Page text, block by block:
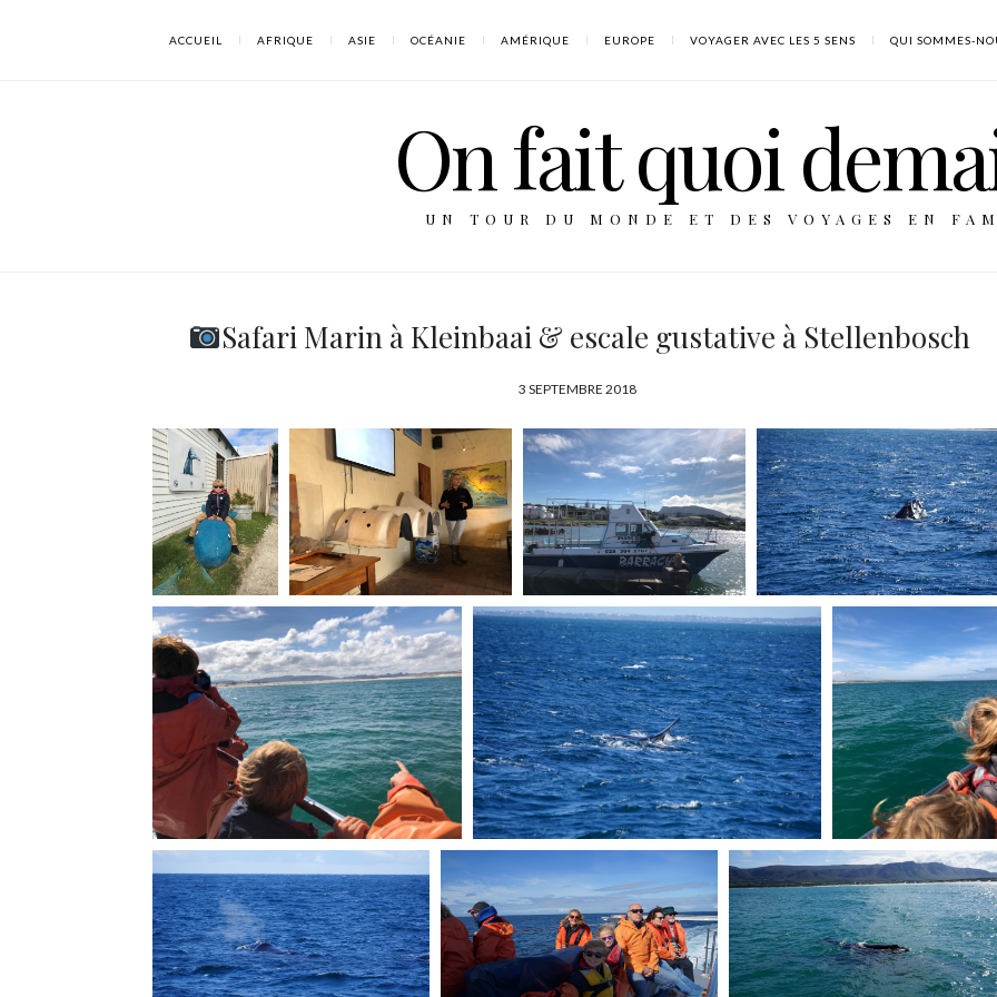
ACCUEIL AFRIQUE ASIE OCÉANIE AMÉRIQUE EUROPE VOYAGER AVEC LES 5 SENS QUI SOMMES-
On fait quoi
UN TOUR DU MONDE ET DES VOYAGES EN
Safari Marin à Kleinbaai & escale gustative à Stellenbosch
P
B
É
L
E
3 SEPTEMBRE 2018
Top 5 des
activités à faire à
Aix avec des
enfants
La Provence
avec les enfants :
Randonnées
faciles à la
Sainte-Victoire
Idée week-
en famille :
Balades avec
enfants dans
Luberon.